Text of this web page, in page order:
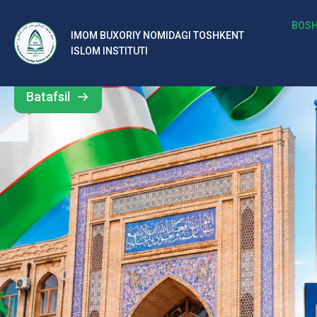
IMOM BUXORIY NOMIDAGI TOSHKENT
ISLOM INSTITUTI
b
al
ar
o‘
rt
a
si
d
Barcha
yangiliklar
Batafsil